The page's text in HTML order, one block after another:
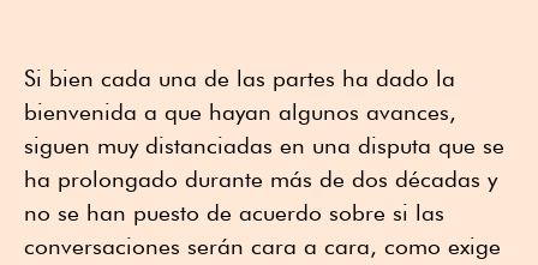
Si bien cada una de las partes ha dado la
bienvenida a que hayan algunos avances,
siguen muy distanciadas en una disputa que se
ha prolongado durante más de dos décadas y
no se han puesto de acuerdo sobre si las
conversaciones serán cara a cara, como exige